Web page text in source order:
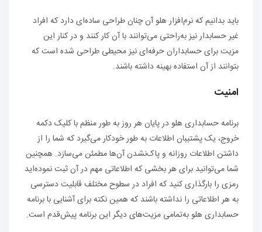
باید بدانیم که نرم‌افزار هلو آن چنان طراحی ساده‌ای دارد که افراد
غیر حسابدار نیز به‌راحتی می‌توانند با آن کار کنند و در کنار این
مزیت برای حسابداران حرفه‌ای نیز محیطی طراحی شده است که
بتوانند از آن استفاده بهینه داشته باشند.
امنیت
برنامه حسابداری هلو در پایان هر روز به طور منظم با کلیک دکمه
خروج، یک پشتیبان اطلاعات به طور خودکار می‌گیرد که شما را از
داشتن اطلاعات روزانه و پاک‌نشدن آن‌ها مطمئن می‌سازد. همچنین
شما می‌توانید برای هر بخشی که اطلاعاتی مهم در آن ثبت نموده‌اید
رمزی را بارگذاری کنید که افراد در سطوح مختلف قابلیت دسترسی
به هر اطلاعاتی را نداشته باشند که همین نکته برای آشنایی با برنامه
حسابداری هلو به‌تمامی مزیت‌های دیگر این برنامه پیش‌قدم است.